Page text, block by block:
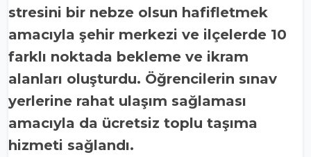
stresini bir nebze olsun hafifletmek
amacıyla şehir merkezi ve ilçelerde 10
farklı noktada bekleme ve ikram
alanları oluşturdu. Öğrencilerin sınav
yerlerine rahat ulaşım sağlaması
amacıyla da ücretsiz toplu taşıma
hizmeti sağlandı.